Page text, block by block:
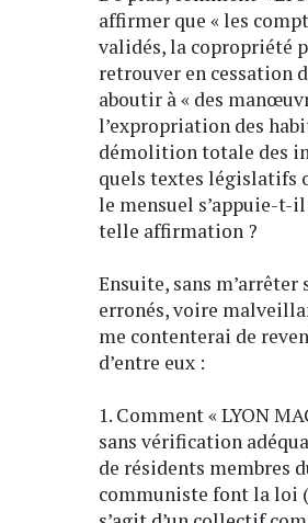
affirmer que « les
validés, la copropriété
retrouver en cessation
aboutir à « des
l’expropriation des
démolition totale des
quels textes législatifs
le mensuel s’appuie-t-
telle affirmation ?
Ensuite, sans m’arrêter
erronés, voire
me contenterai de
d’entre eux :
1. Comment « LYON
sans vérification
de résidents membres
communiste font la loi